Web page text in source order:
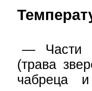
— Части
(трава
чабреца